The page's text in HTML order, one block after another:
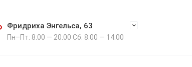
Фридриха Энгельса, 63
Пн–Пт: 8:00 — 20:00 Сб: 8:00 — 14:00